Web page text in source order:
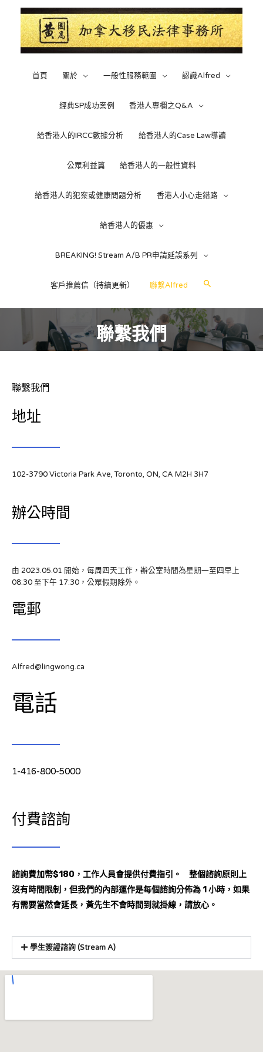
首頁 關於 一般性服務範圍 認識Alfred
經典SP成功案例 香港人專欄之Q&A
給香港人的IRCC數據分析 給香港人的Case Law導讀
公眾利益篇 給香港人的一般性資料
給香港人的犯案或健康問題分析 香港人小心走錯路
給香港人的優惠
BREAKING! Stream A/B PR申請延誤系列
客戶推薦信（持續更新） 聯繫Alfred
聯繫我們
聯繫我們
地址
102-3790 Victoria Park Ave, Toronto, ON, CA M2H 3H7
辦公時間
由 2023.05.01 開始，每周四天工作，辦公室時間為星期一至四早上
08:30 至下午 17:30，公眾假期除外。
電郵
Alfred@lingwong.ca
電話
1-416-800-5000
付費諮詢
諮詢費加幣$180 ，工作人員會提供付費指引。 整個諮詢原則上
沒有時間限制，但我們的內部運作是每個諮詢分佈為1 小時，如果
有需要當然會延長，黃先生不會時間到就掛線，請放心。
學生簽證諮詢 (Stream A)